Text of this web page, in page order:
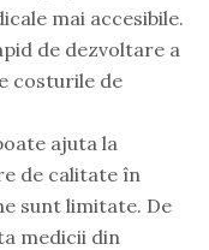
mai accesibile.
de dezvoltare a
costurile de
ajuta la
de calitate în
sunt limitate. De
medicii din